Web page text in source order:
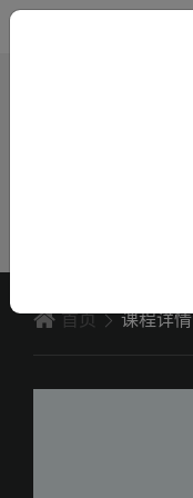
首页 课程详情